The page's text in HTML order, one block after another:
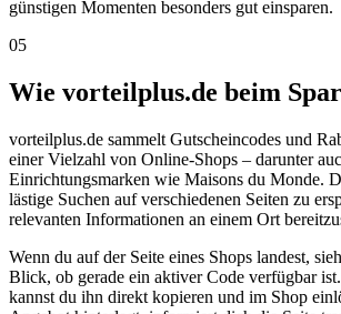
günstigen Momenten besonders gut einsparen.
05
Wie vorteilplus.de beim
vorteilplus.de sammelt Gutscheincodes und
einer Vielzahl von Online-Shops – darunter
Einrichtungsmarken wie Maisons du Monde.
lästige Suchen auf verschiedenen Seiten zu
relevanten Informationen an einem Ort
Wenn du auf der Seite eines Shops landest,
Blick, ob gerade ein aktiver Code verfügbar
kannst du ihn direkt kopieren und im Shop